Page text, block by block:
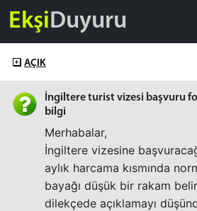
EkşiDuyuru
AÇIK
İngiltere turist vizesi başvuru
bilgi
Merhabalar,
İngiltere vizesine
aylık harcama kısmında
bayağı düşük bir rakam
dilekçede açıklamayı